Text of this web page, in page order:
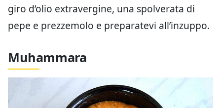
giro d’olio extravergine, una spolverata di
pepe e prezzemolo e preparatevi all’inzuppo.
Muhammara